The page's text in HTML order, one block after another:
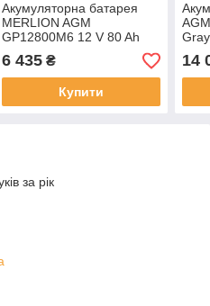
Акумуляторна батарея
MERLION AGM
GP12800M6 12 V 80 Ah
21,8 кг ( 260 x 165 x 210
(215) ) Q1
6 435₴
Купити
14
за рік